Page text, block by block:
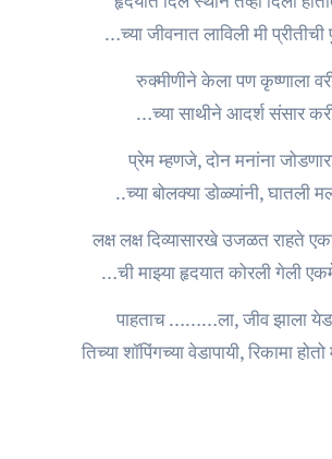
…च्या जीवनात लाविली मी
रुक्मीणीने केला पण कृष्णाला
…च्या साथीने आदर्श संसार
प्रेम म्हणजे, दोन मनांना
..च्या बोलक्या डोळ्यांनी, घातली
लक्ष लक्ष दिव्यासारखे उजळत राहते
…ची माझ्या हृदयात कोरली गेली
पाहताच ………ला, जीव झाला
तिच्या शॉपिंगच्या वेडापायी, रिकामा